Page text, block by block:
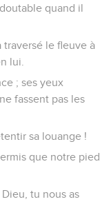
quand il
traversé le fleuve à
lui.
; ses yeux
fassent pas les
sa louange !
que notre pied
tu nous as